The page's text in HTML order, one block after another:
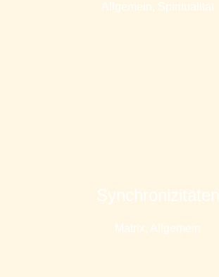
Allgemein, Spiritualität
Synchronizitäten
Matrix, Allgemein